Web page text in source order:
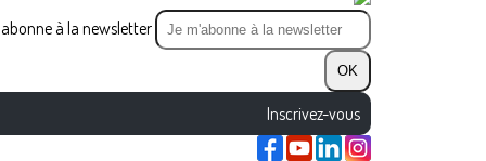
à la newsletter
OK
Inscrivez-vous